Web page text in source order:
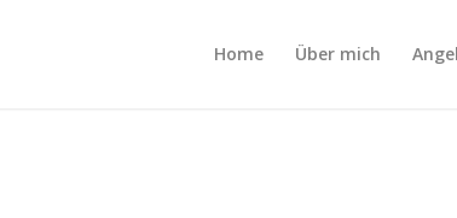
Home Über mich